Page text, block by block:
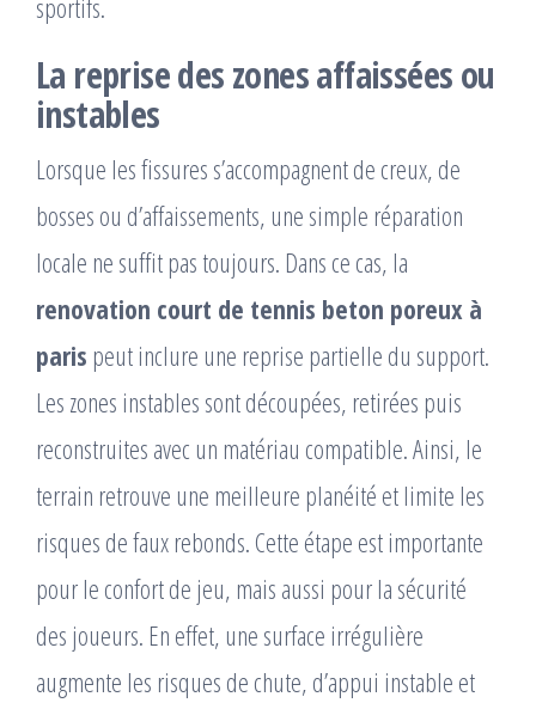
sportifs.
La reprise des zones affaissées ou
instables
Lorsque les fissures s’accompagnent de creux, de
bosses ou d’affaissements, une simple réparation
locale ne suffit pas toujours. Dans ce cas, la
renovation court de tennis beton poreux à
paris peut inclure une reprise partielle du support.
Les zones instables sont découpées, retirées puis
reconstruites avec un matériau compatible. Ainsi, le
terrain retrouve une meilleure planéité et limite les
risques de faux rebonds. Cette étape est importante
pour le confort de jeu, mais aussi pour la sécurité
des joueurs. En effet, une surface irrégulière
augmente les risques de chute, d’appui instable et